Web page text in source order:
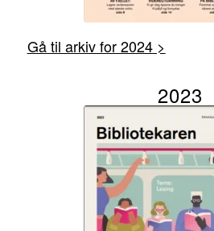
Gå til arkiv for 2024 >
2023